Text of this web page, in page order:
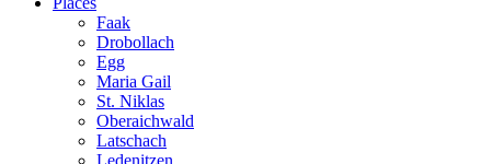
Faak
Drobollach
Egg
Maria Gail
St. Niklas
Oberaichwald
Latschach